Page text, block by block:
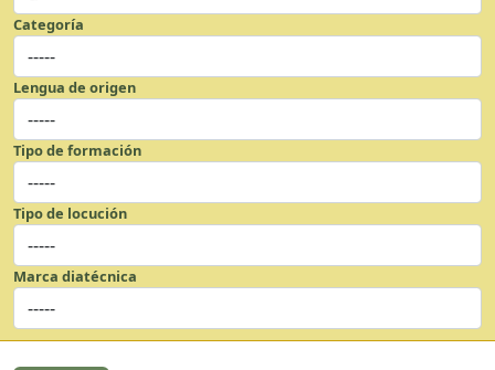
Categoría
Lengua de origen
Tipo de formación
Tipo de locución
Marca diatécnica